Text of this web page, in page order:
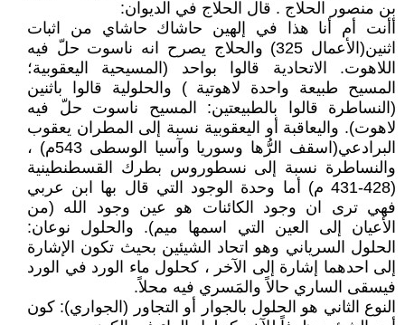
بن منصور الحلاج . قال الحلاج في الديوان:
أأنت أم أنا هذا في إلهين حاشاك حاشاي من اثبات
اثنين(الأعمال 325) والحلاج يصرح انه ناسوت حلّ فيه
اللاهوت. الاتحادية قالوا بواحد (المسيحية اليعقوبية؛
المسيح طبيعة واحدة لاهوتية ) والحلولية قالوا باثنين
(النساطرة قالوا بالطبيعتين: المسيح ناسوت حلّ فيه
لاهوت). واليعاقبة أو اليعقوبية نسبة إلى المطران يعقوب
البرادعي(اسقف الرُّها وسوريا وآسيا الوسطى 543م) ،
والنساطرة نسبة إلى نسطوروس بطرك القسطنطينية
(428-431 م) أما وحدة الوجود التي قال بها ابن عربي
فهي ترى ان وجود الكائنات هو عين وجود الله (من
الأعيان إلى العين التي اسمها ميم). والحلول نوعان:
الحلول السرياني وهو اتحاد الشيئين بحيث تكون الإشارة
إلى احدهما إشارة إلى الآخر ، كحلول ماء الورد في الورد
فيسقى الساري حالاً والمَسري فيه محلاً.
النوع الثاني هو الحلول بالجوار أو التجاور (الجواري): كون